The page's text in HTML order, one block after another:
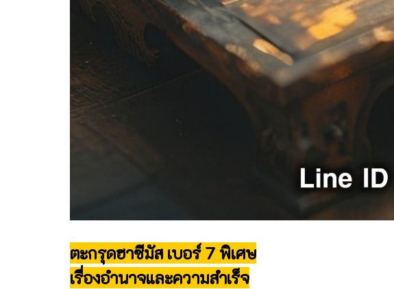
ตะกรุดฮาซีมัส เบอร์ 7 พิเศษ
เรื่องอำนาจและความสำเร็จ